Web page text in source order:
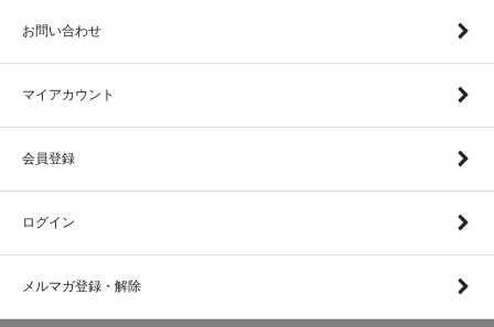
お問い合わせ
マイアカウント
会員登録
ログイン
メルマガ登録・解除